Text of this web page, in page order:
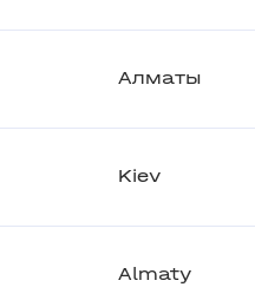
Алматы
Kiev
Almaty